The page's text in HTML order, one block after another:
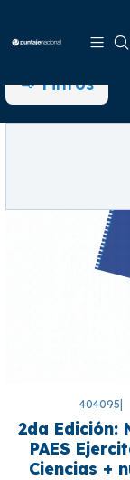
Colegio
Filtros
-40%
OFF
404095
2da Edición:
PAES
Ciencias +